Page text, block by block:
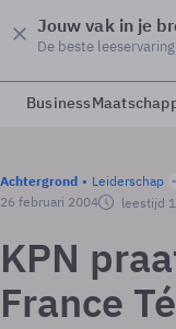
Jouw vak in je
De beste
Business
Achtergrond Leiderschap
26 februari 2004
leestijd
KPN
France